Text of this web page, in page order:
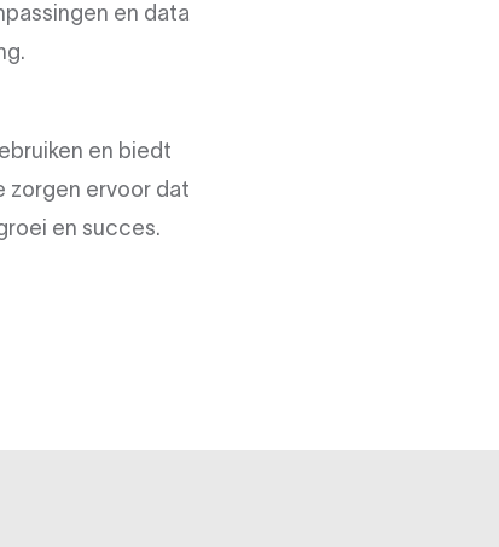
en data
en biedt
zorgen ervoor dat
en succes.